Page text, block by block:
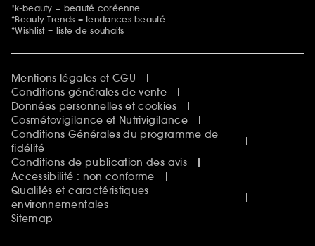
*k-beauty = beauté coréenne
*Beauty Trends = tendances beauté
*Wishlist = liste de souhaits
Mentions légales et CGU
Conditions générales de vente
Données personnelles et cookies
Cosmétovigilance et Nutrivigilance
Conditions Générales du programme de
fidélité
Conditions de publication des avis
Accessibilité : non conforme
Qualités et caractéristiques
environnementales
Sitemap